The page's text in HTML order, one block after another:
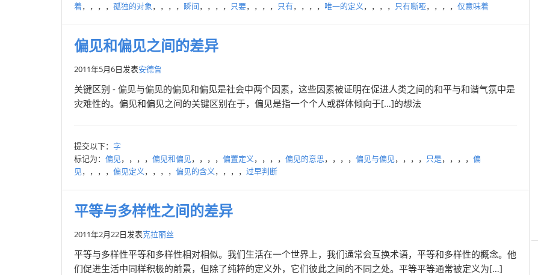
着，，，， 孤独的对象，，，， 瞬间，，，， 只要，，，， 只有，，，， 唯一的定义，，，， 只有嘶哑，，，， 仅意味着
偏见和偏见之间的差异
2011年5月6日发表安德鲁
关键区别 - 偏见与偏见的偏见和偏见是社会中两个因素，这些因素被证明在促进人类之间的和平与和谐气氛中是
灾难性的。偏见和偏见之间的关键区别在于，偏见是指一个个人或群体倾向于[…]的想法
提交以下： 字
标记为： 偏见，，，， 偏见和偏见，，，， 偏置定义，，，， 偏见的意思，，，， 偏见与偏见，，，， 只是，，，， 偏
见，，，， 偏见定义，，，， 偏见的含义，，，， 过早判断
平等与多样性之间的差异
2011年2月22日发表克拉丽丝
平等与多样性平等和多样性相对相似。我们生活在一个世界上，我们通常会互换术语，平等和多样性的概念。他
们促进生活中同样积极的前景，但除了纯粹的定义外，它们彼此之间的不同之处。平等平等通常被定义为[…]